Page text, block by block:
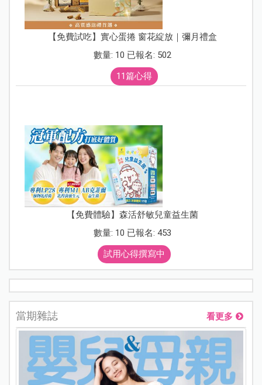
【免費試吃】實心蛋捲 窗花綻放｜彌月禮盒
數量: 10 已報名: 502
11篇心得
【免費體驗】森活舒敏兒童益生菌
數量: 10 已報名: 453
試用心得撰寫中
當期雜誌 看更多